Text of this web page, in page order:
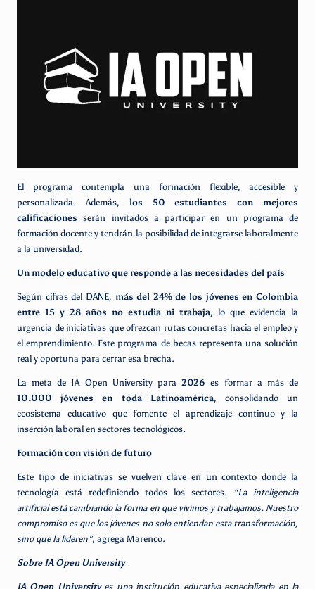
El programa contempla una formación flexible, accesible y
personalizada. Además, los 50 estudiantes con mejores
calificaciones serán invitados a participar en un programa de
formación docente y tendrán la posibilidad de integrarse laboralmente
a la universidad.
Un modelo educativo que responde a las necesidades del país
Según cifras del DANE, más del 24% de los jóvenes en Colombia
entre 15 y 28 años no estudia ni trabaja, lo que evidencia la
urgencia de iniciativas que ofrezcan rutas concretas hacia el empleo y
el emprendimiento. Este programa de becas representa una solución
real y oportuna para cerrar esa brecha.
La meta de IA Open University para2026 es formar a más de
10.000 jóvenes en toda Latinoamérica, consolidando un
ecosistema educativo que fomente el aprendizaje continuo y la
inserción laboral en sectores tecnológicos.
Formación con visión de futuro
Este tipo de iniciativas se vuelven clave en un contexto donde la
tecnología está redefiniendo todos los sectores.
“La inteligencia
artificial está cambiando la forma en que vivimos y trabajamos. Nuestro
compromiso es que los jóvenes no solo entiendan esta transformación,
sino que la lideren”, agrega Marenco.
Sobre IA Open University
IA Open Universityes una institución educativa especializada en la